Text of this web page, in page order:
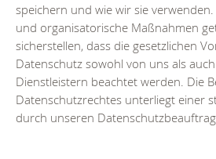
speichern und wie wir sie
und organisatorische Maßnahmen
sicherstellen, dass die gesetzlichen
Datenschutz sowohl von uns als
Dienstleistern beachtet werden. Die
Datenschutzrechtes unterliegt einer
durch unseren